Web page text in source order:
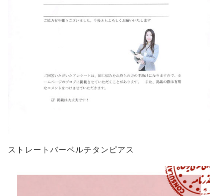
ストレートバーベルチタンピアス